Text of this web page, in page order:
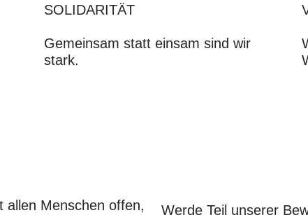
SOLIDARITÄT
Gemeinsam statt einsam sind wir
stark.
allen Menschen offen,
Werde Teil unserer